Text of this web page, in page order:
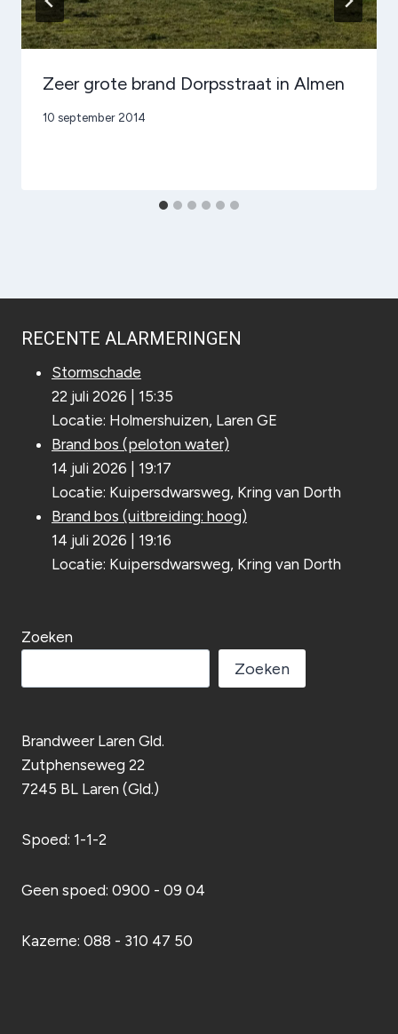
Zeer grote brand Dorpsstraat in Almen
Door
10 september 2014
RECENTE ALARMERINGEN
Stormschade
22 juli 2026
15:35
Locatie: Holmershuizen, Laren GE
Brand bos (peloton water)
14 juli 2026
19:17
Locatie: Kuipersdwarsweg, Kring van Dorth
Brand bos (uitbreiding: hoog)
14 juli 2026
19:16
Locatie: Kuipersdwarsweg, Kring van Dorth
Zoeken
Zoeken
Brandweer Laren Gld.
Zutphenseweg 22
7245 BL Laren (Gld.)
Spoed: 1-1-2
Geen spoed: 0900 - 09 04
Kazerne: 088 - 310 47 50